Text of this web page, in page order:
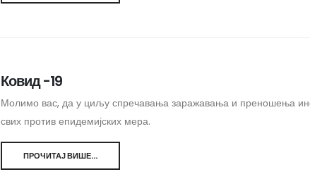
Ковид -19
Молимо вас, да у циљу спречавања заражавања и преношења
свих против епидемијских мера.
ПРОЧИТАЈ ВИШЕ...